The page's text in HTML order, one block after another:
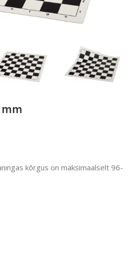
kõrgus on maksimaalselt 96-